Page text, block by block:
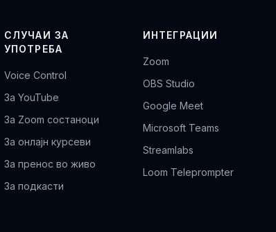
СЛУЧАИ ЗА
УПОТРЕБА
Voice Control
За YouTube
За Zoom состаноци
За онлајн курсеви
За пренос во живо
За подкасти
ИНТЕГРАЦИИ
Zoom
OBS Studio
Google Meet
Microsoft Teams
Streamlabs
Loom Teleprompter